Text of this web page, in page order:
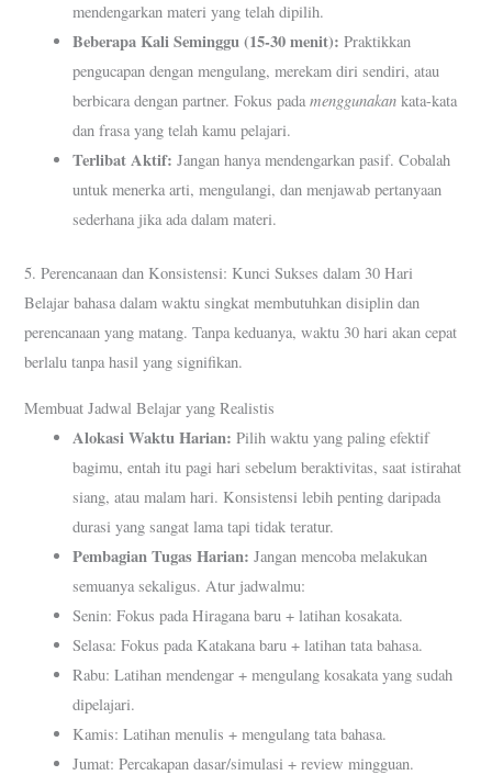
mendengarkan materi yang telah dipilih.
Beberapa Kali Seminggu (15-30 menit): Praktikkan
pengucapan dengan mengulang, merekam diri sendiri, atau
berbicara dengan partner. Fokus padamenggunakan kata-kata
dan frasa yang telah kamu pelajari.
Terlibat Aktif: Jangan hanya mendengarkan pasif. Cobalah
untuk menerka arti, mengulangi, dan menjawab pertanyaan
sederhana jika ada dalam materi.
5. Perencanaan dan Konsistensi: Kunci Sukses dalam 30 Hari
Belajar bahasa dalam waktu singkat membutuhkan disiplin dan
perencanaan yang matang. Tanpa keduanya, waktu 30 hari akan cepat
berlalu tanpa hasil yang signifikan.
Membuat Jadwal Belajar yang Realistis
Alokasi Waktu Harian: Pilih waktu yang paling efektif
bagimu, entah itu pagi hari sebelum beraktivitas, saat istirahat
siang, atau malam hari. Konsistensi lebih penting daripada
durasi yang sangat lama tapi tidak teratur.
Pembagian Tugas Harian: Jangan mencoba melakukan
semuanya sekaligus. Atur jadwalmu:
Senin: Fokus pada Hiragana baru + latihan kosakata.
Selasa: Fokus pada Katakana baru + latihan tata bahasa.
Rabu: Latihan mendengar + mengulang kosakata yang sudah
dipelajari.
Kamis: Latihan menulis + mengulang tata bahasa.
Jumat: Percakapan dasar/simulasi + review mingguan.